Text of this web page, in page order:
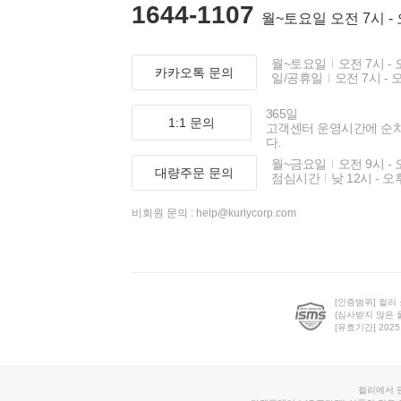
1644-1107 월~토요일 오전 7시 -
카카오톡 문의
월~토요일
오전 7시 -
일/공휴일
오전 7시 -
1:1 문의
365일
고객센터 운영시간에 순
다.
대량주문 문의
월~금요일
오전 9시 -
점심시간
낮 12시 - 오
비회원 문의 : help@kurlycorp.com
[인증범위] 컬리
(심사받지 않은
[유효기간]
컬리에서